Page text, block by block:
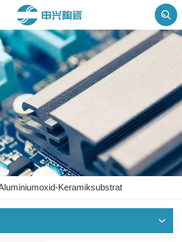
Keramiksubstrat